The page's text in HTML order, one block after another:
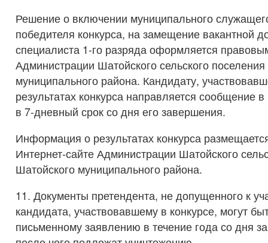
Решение о включении муниципального
победителя конкурса, на замещение вакантной
специалиста 1-го разряда оформляется
Администрации Шатойского сельского
муниципального района. Кандидату,
результатах конкурса направляется сообщение
в 7-дневный срок со дня его завершения.
Информация о результатах конкурса
Интернет-сайте Администрации Шатойского
Шатойского муниципального района.
11. Документы претендента, не допущенного к
кандидата, участвовавшему в конкурсе, могут
письменному заявлению в течение года со дня